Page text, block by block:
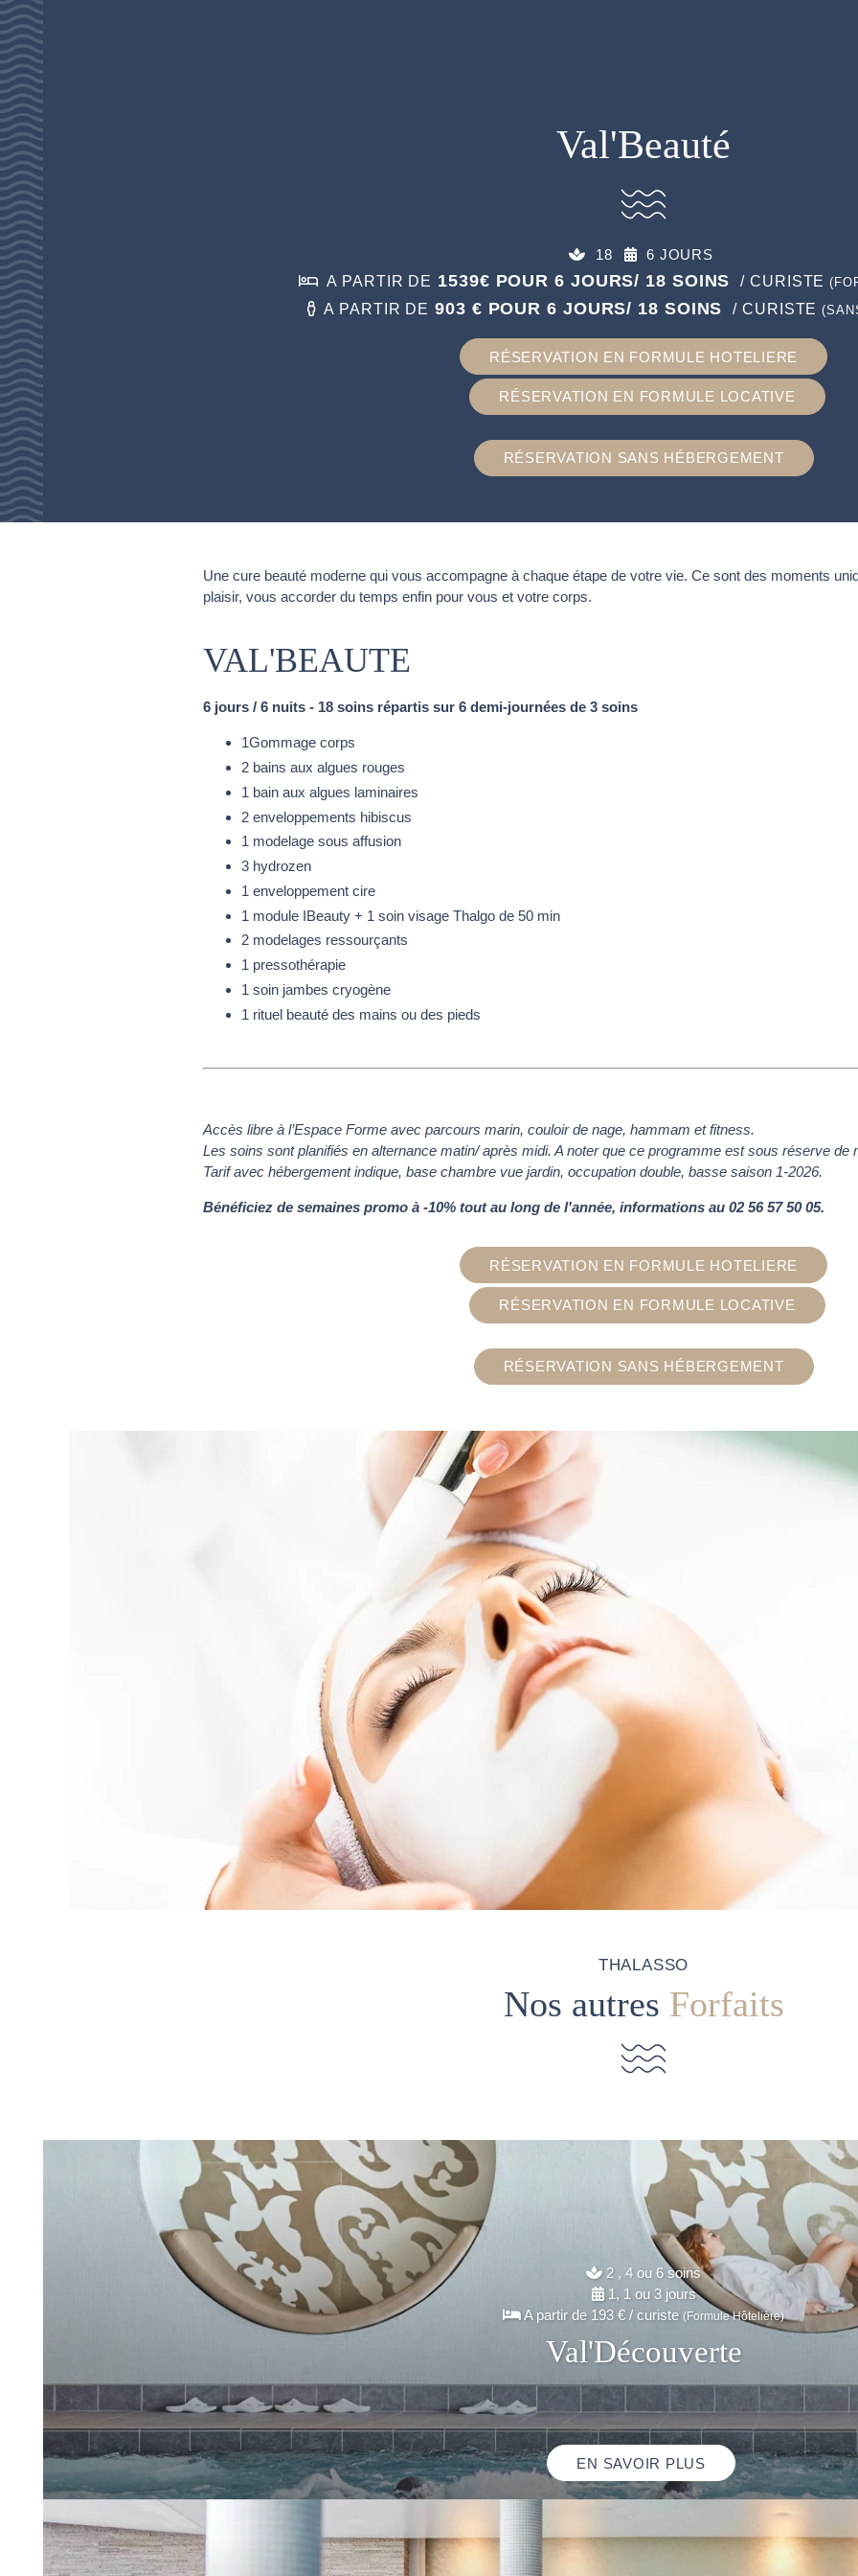
Val'Beauté
18
6 JOURS
A PARTIR DE 1539€ POUR 6 JOURS/ 18 SOINS / CURISTE
A PARTIR DE 903 € POUR 6 JOURS/ 18 SOINS / CURISTE
RÉSERVATION EN FORMULE HOTELIERE
RÉSERVATION EN FORMULE LOCATIVE
RÉSERVATION SANS HÉBERGEMENT
Une cure beauté moderne qui vous accompagne à chaque étape de votre vie. Ce sont des moments
plaisir, vous accorder du temps enfin pour vous et votre corps.
VAL'BEAUTE
6 jours / 6 nuits - 18 soins répartis sur 6 demi-journées de 3 soins
1Gommage corps
2 bains aux algues rouges
1 bain aux algues laminaires
2 enveloppements hibiscus
1 modelage sous affusion
3 hydrozen
1 enveloppement cire
1 module IBeauty + 1 soin visage Thalgo de 50 min
2 modelages ressourçants
1 pressothérapie
1 soin jambes cryogène
1 rituel beauté des mains ou des pieds
Accès libre à l’Espace Forme avec parcours marin, couloir de nage, hammam et fitness.
Les soins sont planifiés en alternance matin/ après midi. A noter que ce programme est sous réserve de
Tarif avec hébergement indique, base chambre vue jardin, occupation double, basse saison 1-2026.
Bénéficiez de semaines promo à -10% tout au long de l'année, informations au 02 56 57 50 05.
RÉSERVATION EN FORMULE HOTELIERE
RÉSERVATION EN FORMULE LOCATIVE
RÉSERVATION SANS HÉBERGEMENT
THALASSO
Nos autres Forfaits
Val'Découverte
2 , 4 ou 6 soins
1, 1 ou 3 jours
A partir de 193 € / curiste (Formule Hôtelière)
EN SAVOIR PLUS
GALERIE PHOTOS
BROCHURES
ACCÈS & CONTACT
BON À SAVOIR
WEB CAM PLÉNEUF